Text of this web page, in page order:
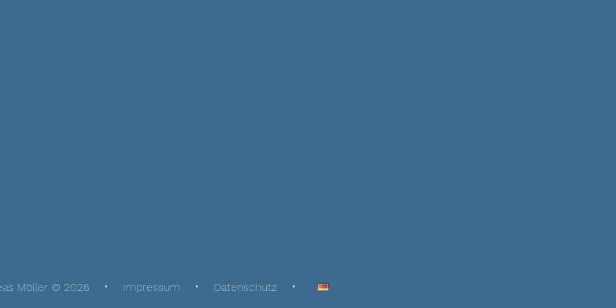
Möller © 2026 Impressum Datenschutz